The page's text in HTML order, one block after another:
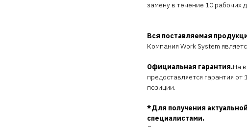
замену в течение 10 рабочих
Вся поставляемая
Компания Work System
Официальная гарантия.На
предоставляется гарантия
позиции.
*Для получения
специалистами.